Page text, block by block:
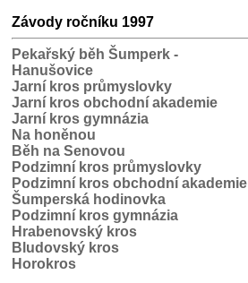
Závody ročníku 1997
Pekařský běh Šumperk -
Hanušovice
Jarní kros průmyslovky
Jarní kros obchodní akademie
Jarní kros gymnázia
Na honěnou
Běh na Senovou
Podzimní kros průmyslovky
Podzimní kros obchodní akademie
Šumperská hodinovka
Podzimní kros gymnázia
Hrabenovský kros
Bludovský kros
Horokros